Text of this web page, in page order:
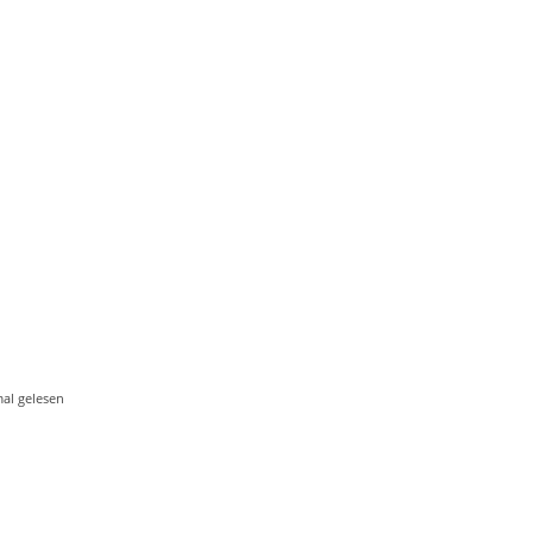
gelesen